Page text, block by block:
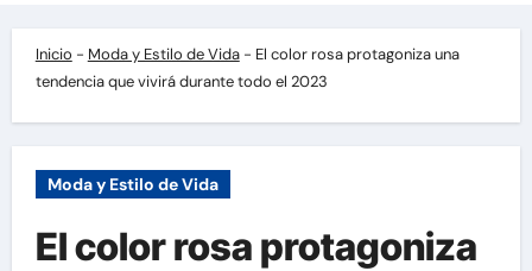
Inicio - Moda y Estilo de Vida- El color rosa protagoniza una
tendencia que vivirá durante todo el 2023
Moda y Estilo de Vida
El color rosa protagoniza